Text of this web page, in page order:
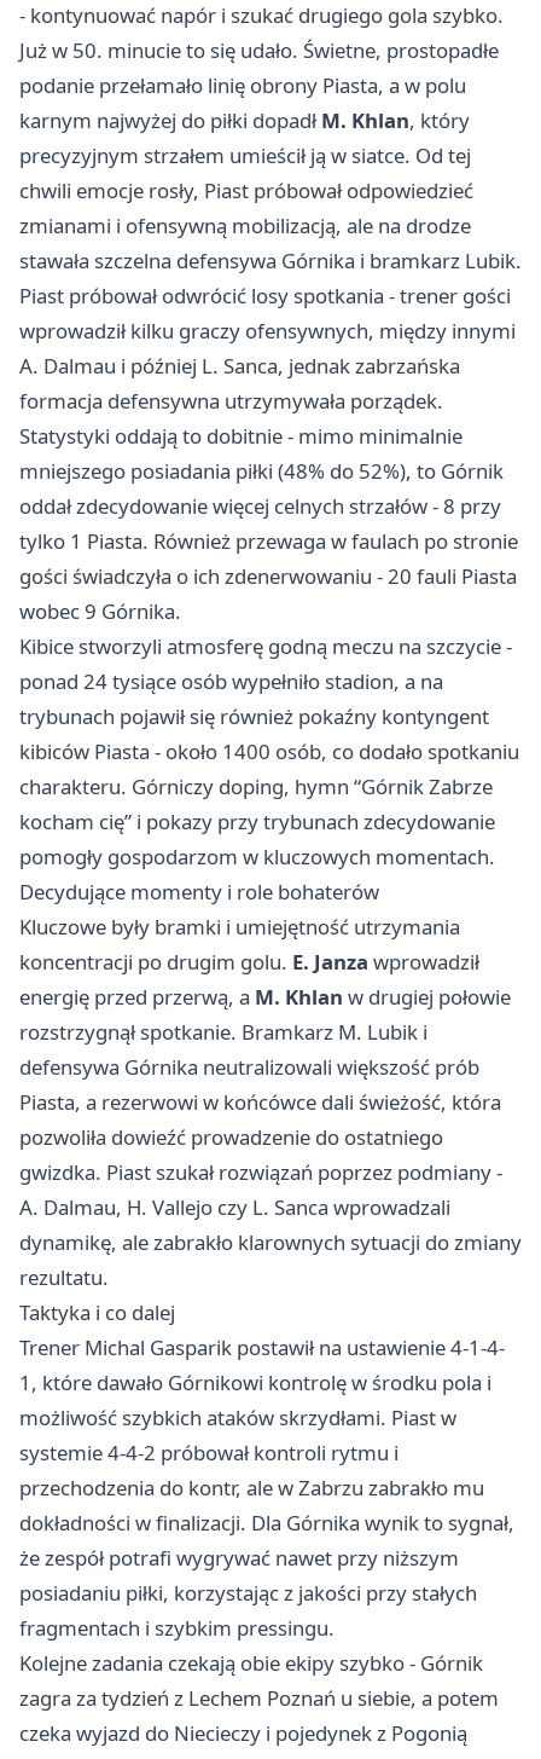
- kontynuować napór i szukać drugiego gola szybko.
Już w 50. minucie to się udało. Świetne, prostopadłe
podanie przełamało linię obrony Piasta, a w polu
karnym najwyżej do piłki dopadłM. Khlan, który
precyzyjnym strzałem umieścił ją w siatce. Od tej
chwili emocje rosły, Piast próbował odpowiedzieć
zmianami i ofensywną mobilizacją, ale na drodze
stawała szczelna defensywa Górnika i bramkarz Lubik.
Piast próbował odwrócić losy spotkania - trener gości
wprowadził kilku graczy ofensywnych, między innymi
A. Dalmau i później L. Sanca, jednak zabrzańska
formacja defensywna utrzymywała porządek.
Statystyki oddają to dobitnie - mimo minimalnie
mniejszego posiadania piłki (48% do 52%), to Górnik
oddał zdecydowanie więcej celnych strzałów - 8 przy
tylko 1 Piasta. Również przewaga w faulach po stronie
gości świadczyła o ich zdenerwowaniu - 20 fauli Piasta
wobec 9 Górnika.
Kibice stworzyli atmosferę godną meczu na szczycie -
ponad 24 tysiące osób wypełniło stadion, a na
trybunach pojawił się również pokaźny kontyngent
kibiców Piasta - około 1400 osób, co dodało spotkaniu
charakteru. Górniczy doping, hymn “Górnik Zabrze
kocham cię” i pokazy przy trybunach zdecydowanie
pomogły gospodarzom w kluczowych momentach.
Decydujące momenty i role bohaterów
Kluczowe były bramki i umiejętność utrzymania
koncentracji po drugim golu. E. Janza wprowadził
energię przed przerwą, a M. Khlan w drugiej połowie
rozstrzygnął spotkanie. Bramkarz M. Lubik i
defensywa Górnika neutralizowali większość prób
Piasta, a rezerwowi w końcówce dali świeżość, która
pozwoliła dowieźć prowadzenie do ostatniego
gwizdka. Piast szukał rozwiązań poprzez podmiany -
A. Dalmau, H. Vallejo czy L. Sanca wprowadzali
dynamikę, ale zabrakło klarownych sytuacji do zmiany
rezultatu.
Taktyka i co dalej
Trener Michal Gasparik postawił na ustawienie 4-1-4-
1, które dawało Górnikowi kontrolę w środku pola i
możliwość szybkich ataków skrzydłami. Piast w
systemie 4-4-2 próbował kontroli rytmu i
przechodzenia do kontr, ale w Zabrzu zabrakło mu
dokładności w finalizacji. Dla Górnika wynik to sygnał,
że zespół potrafi wygrywać nawet przy niższym
posiadaniu piłki, korzystając z jakości przy stałych
fragmentach i szybkim pressingu.
Kolejne zadania czekają obie ekipy szybko - Górnik
zagra za tydzień z Lechem Poznań u siebie, a potem
czeka wyjazd do Niecieczy i pojedynek z Pogonią